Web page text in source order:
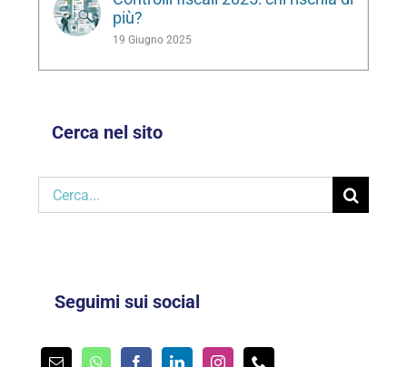
più?
19 Giugno 2025
Cerca nel sito
Cerca
Seguimi sui social